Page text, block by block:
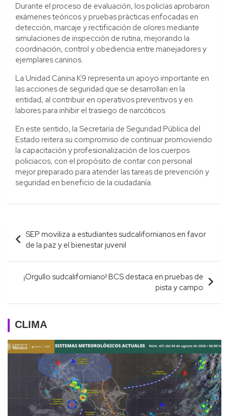
Durante el proceso de evaluación, los policías aprobaron
exámenes teóricos y pruebas prácticas enfocadas en
detección, marcaje y rectificación de olores mediante
simulaciones de inspección de rutina, mejorando la
coordinación, control y obediencia entre manejadores y
ejemplares caninos.
La Unidad Canina K9 representa un apoyo importante en
las acciones de seguridad que se desarrollan en la
entidad, al contribuir en operativos preventivos y en
labores para inhibir el trasiego de narcóticos.
En este sentido, la Secretaría de Seguridad Pública del
Estado reitera su compromiso de continuar promoviendo
la capacitación y profesionalización de los cuerpos
policiacos, con el propósito de contar con personal
mejor preparado para atender las tareas de prevención y
seguridad en beneficio de la ciudadanía.
Navegación
de
entradas
SEP moviliza a estudiantes sudcalifornianos en favor
de la paz y el bienestar juvenil
¡Orgullo sudcaliforniano! BCS destaca en pruebas de
pista y campo
CLIMA